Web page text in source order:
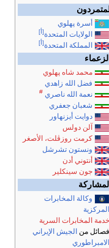
أسرة پهلوي
الولايات المتحدة[أ]
المملكة المتحدة[أ]
محمد شاه پهلوي
فضل الله زاهدي
نعمة الله ناصري #
شعبان جعفري
دوايت أيزنهاور
آلن دولس
كرمت روزڤلت، الأصغر
ونستون تشرشل
أنتوني أدن
جون سينكلير
وكالة المخابرات
المركزية
خدمة المخابرات السرية
فصائل من الجيش الإيراني
الامبراطوري